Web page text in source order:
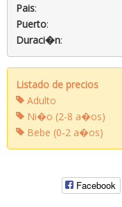
Pais:
Puerto:
Duraci�n:
Listado de precios
Adulto
Ni�o (2-8 a�os)
Bebe (0-2 a�os)
Facebook